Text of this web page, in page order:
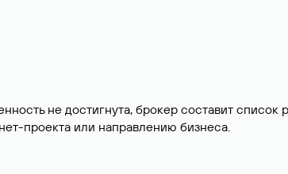
не достигнута, брокер составит
проекта или направлению бизнеса.